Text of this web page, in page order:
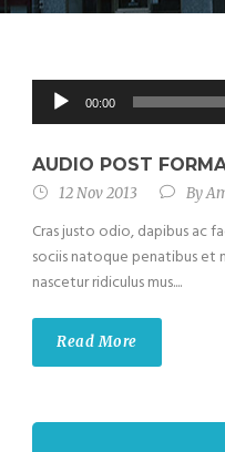
00:00
AUDIO POST
12 Nov 2013 By
Cras justo odio, dapibus ac
sociis natoque penatibus et
nascetur ridiculus mus....
Read More